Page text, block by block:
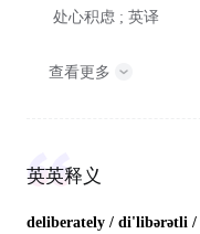
处心积虑 ; 英译
查看更多
英英释义
deliberately / di'libərətli /